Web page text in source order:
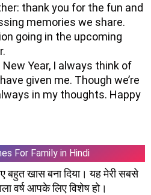
thank you for the fun and
memories we share.
going in the upcoming
Year, I always think of
given me. Though we’re
in my thoughts. Happy
For Family in Hindi
बहुत खास बना दिया। यह मेरी सबसे
वर्ष आपके लिए विशेष हो।